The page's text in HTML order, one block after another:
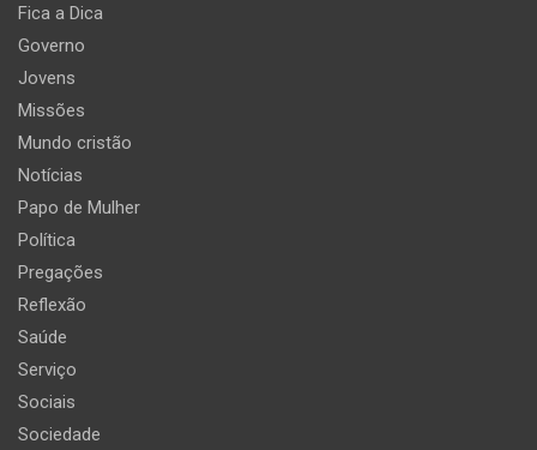
Fica a Dica
Governo
Jovens
Missões
Mundo cristão
Notícias
Papo de Mulher
Política
Pregações
Reflexão
Saúde
Serviço
Sociais
Sociedade